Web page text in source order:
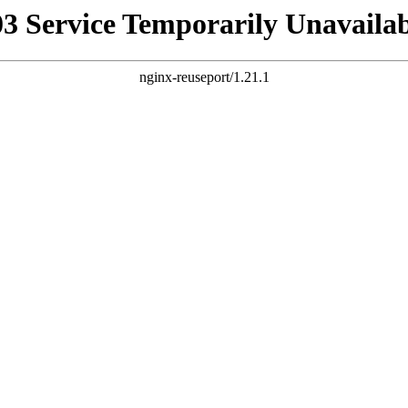
Service Temporarily
nginx-reuseport/1.21.1